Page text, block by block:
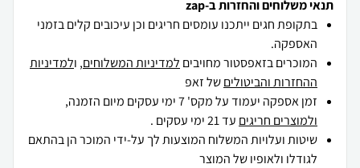
תנאי משלוחים והחזרות ב-zap
בתקופת חגים ייתכנו עומסים חריגים וכן עיכובים קלים בזמני
האספקה.
המוכרים בזאפסטור מחויבים למדיניות המשלוחים, ולמדיניות
ההחזרות והביטוליםשל זאפ
זמן אספקה יעמוד על מקס' 7 ימי עסקים מיום הזמנה,
ולמוצרים חריגים עד 21 ימי עסקים .
שיטות ועלויות המשלוח המוצעות לך על-ידי המוכר הן בהתאם
לגודלו ולאופיו של המוצר